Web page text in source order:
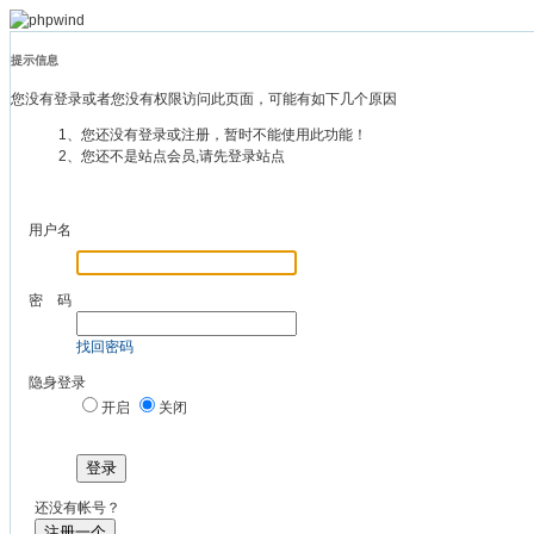
提示信息
您没有登录或者您没有权限访问此页面，可能有如下几个原因
1、您还没有登录或注册，暂时不能使用此功能！
2、您还不是站点会员,请先登录站点
用户名
密 码
找回密码
隐身登录
开启
关闭
登录
还没有帐号？